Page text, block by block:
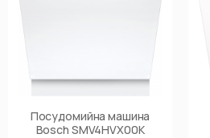
Посудомийна машина
Bosch SMV4HVX00K